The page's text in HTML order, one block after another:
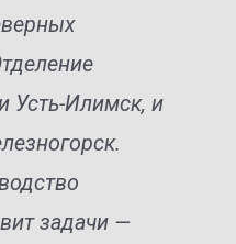
Усть-Илимск, и
задачи —